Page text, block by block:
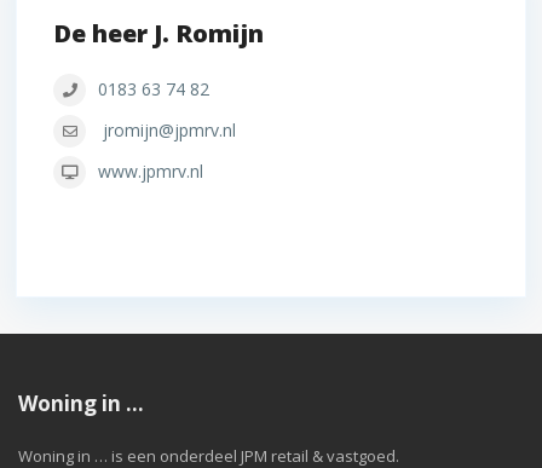
De heer J. Romijn
0183 63 74 82
jromijn@jpmrv.nl
www.jpmrv.nl
Woning in …
Woning in … is een onderdeel JPM retail & vastgoed.